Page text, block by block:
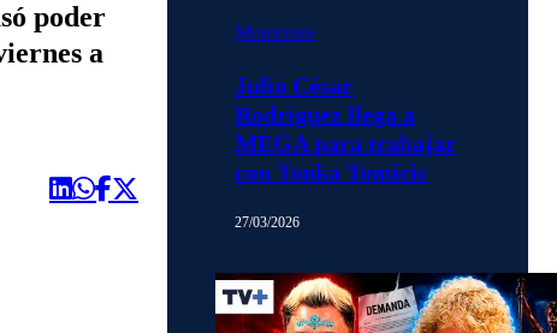
poder
a
Momentos
Julio César
Rodríguez llega a
MEGA para trabajar
con Tonka Tomicic
27/03/2026